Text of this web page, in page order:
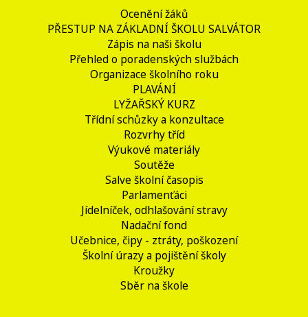
Ocenění žáků
PŘESTUP NA ZÁKLADNÍ ŠKOLU SALVÁTOR
Zápis na naši školu
Přehled o poradenských službách
Organizace školního roku
PLAVÁNÍ
LYŽAŘSKÝ KURZ
Třídní schůzky a konzultace
Rozvrhy tříd
Výukové materiály
Soutěže
Salve školní časopis
Parlamenťáci
Jídelníček, odhlašování stravy
Nadační fond
Učebnice, čipy - ztráty, poškození
Školní úrazy a pojištění školy
Kroužky
Sběr na škole